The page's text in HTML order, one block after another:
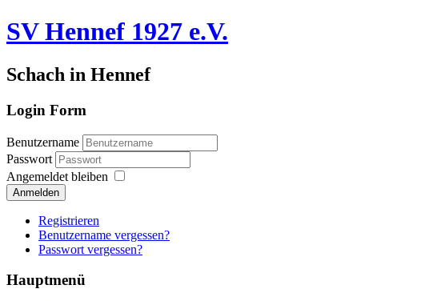
SV Hennef 1927 e.V.
Schach in Hennef
Login Form
Benutzername
Passwort
Angemeldet bleiben
Anmelden
Registrieren
Benutzername vergessen?
Passwort vergessen?
Hauptmenü